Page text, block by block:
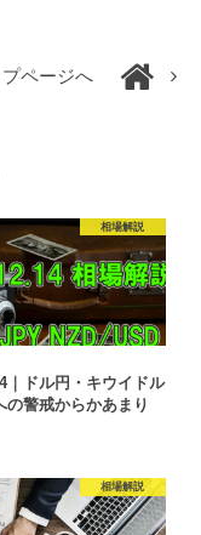
プページへ
相場解説
｜ドル円・キウイドル
の警戒からかあまり
相場解説